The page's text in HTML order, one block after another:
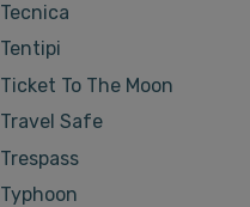
Tecnica
Tentipi
Ticket To The Moon
Travel Safe
Trespass
Typhoon